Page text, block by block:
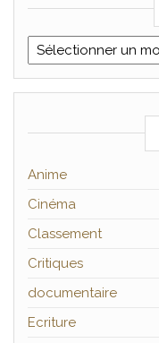
Archives
Anime
Cinéma
Classement
Critiques
documentaire
Ecriture